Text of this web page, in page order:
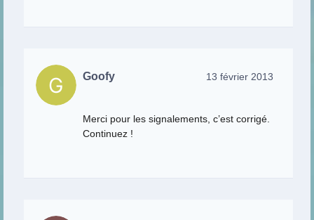
Goofy 13 février 2013
Merci pour les signalements, c’est corrigé.
Continuez !